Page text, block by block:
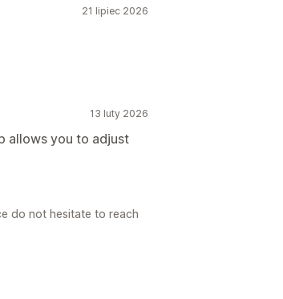
21 lipiec 2026
13 luty 2026
allows you to adjust
do not hesitate to reach